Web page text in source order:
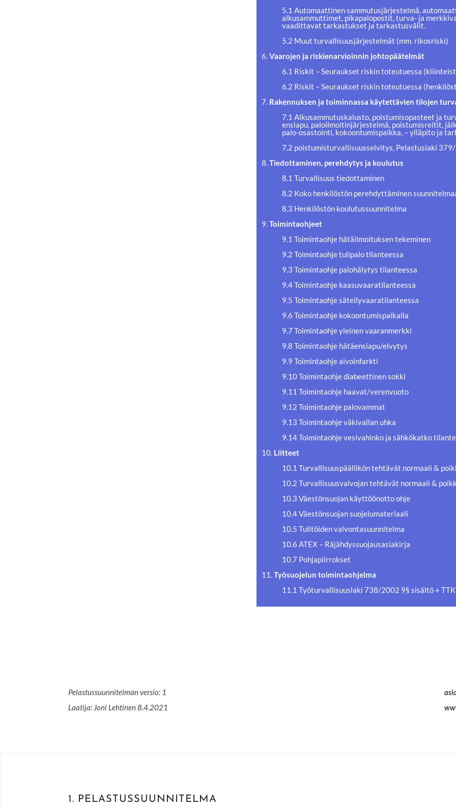
5.1 Automaattinen sammutusjärjestelmä,
alkusammuttimet, pikapalopostit, turva- ja
vaadittavat tarkastukset ja tarkastusvälit.
5.2 Muut turvallisuusjärjestelmät (mm. rikosriski)
6.Vaarojen ja riskienarvioinnin johtopäätelmät
6.1 Riskit – Seuraukset riskin toteutuessa
6.2 Riskit – Seuraukset riskin toteutuessa
7. Rakennuksen ja toiminnassa käytettävien tilojen
7.1 Alkusammutuskalusto, poistumisopasteet ja
ensiapu, paloilmoitinjärjestelmä, poistumisreitit,
palo-osastointi, kokoontumispaikka, – ylläpito ja
7.2 poistumisturvallisuusselvitys, Pelastuslaki
8.Tiedottaminen, perehdytys ja koulutus
8.1 Turvallisuus tiedottaminen
8.2 Koko henkilöstön perehdyttäminen
8.3 Henkilöstön koulutussuunnitelma
9.Toimintaohjeet
9.1 Toimintaohje hätäilmoituksen tekeminen
9.2 Toimintaohje tulipalo tilanteessa
9.3 Toimintaohje palohälytys tilanteessa
9.4 Toimintaohje kaasuvaaratilanteessa
9.5 Toimintaohje säteilyvaaratilanteessa
9.6 Toimintaohje kokoontumispaikalla
9.7 Toimintaohje yleinen vaaranmerkki
9.8 Toimintaohje hätäensiapu/elvytys
9.9 Toimintaohje aivoinfarkti
9.10 Toimintaohje diabeettinen sokki
9.11 Toimintaohje haavat/verenvuoto
9.12 Toimintaohje palovammat
9.13 Toimintaohje väkivallan uhka
9.14 Toimintaohje vesivahinko ja sähkökatko
10. Liitteet
10.1 Turvallisuuspäällikön tehtävät normaali &
10.2 Turvallisuusvalvojan tehtävät normaali &
10.3 Väestönsuojan käyttöönotto ohje
10.4 Väestönsuojan suojelumateriaali
10.5 Tulitöiden valvontasuunnitelma
10.6 ATEX – Räjähdyssuojausasiakirja
10.7 Pohjapiirrokset
11.Työsuojelun toimintaohjelma
11.1 Työturvallisuuslaki 738/2002 9§ sisältö +
Pelastussuunnitelman versio: 1
Laatija: Joni Lehtinen 8.4.2021
1. PELASTUSSUUNNITELMA